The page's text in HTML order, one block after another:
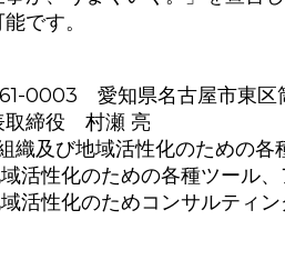
です。
0003 愛知県名古屋市東
取締役 村瀬 亮
織及び地域活性化のための各
活性化のための各種ツール
活性化のためコンサルティ